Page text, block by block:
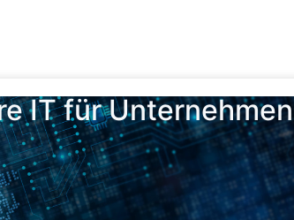
IT für Unternehmen